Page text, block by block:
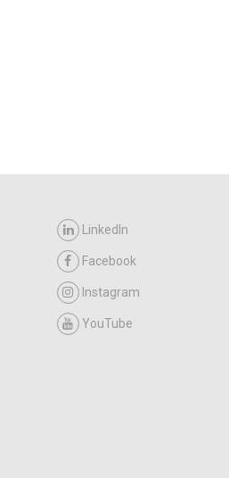
LinkedIn
Facebook
Instagram
YouTube